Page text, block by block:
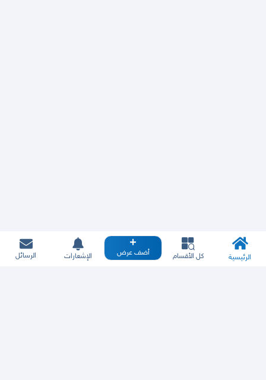
الرئيسية كل الأقسام أضف عرض الإشعارات الرسائل